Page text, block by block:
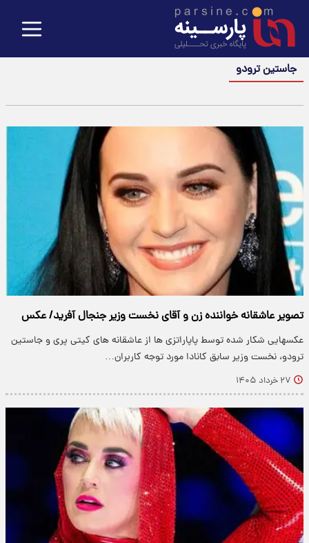
جاستین ترودو
تصویر عاشقانه خواننده زن و آقای نخست وزیر جنجال آفرید/ عکس
عکسهایی شکار شده توسط پاپاراتزی ها از عاشقانه های کیتی پری و جاستین
ترودو، نخست وزیر سابق کانادا مورد توجه کاربران…
۲۷ خرداد ۱۴۰۵